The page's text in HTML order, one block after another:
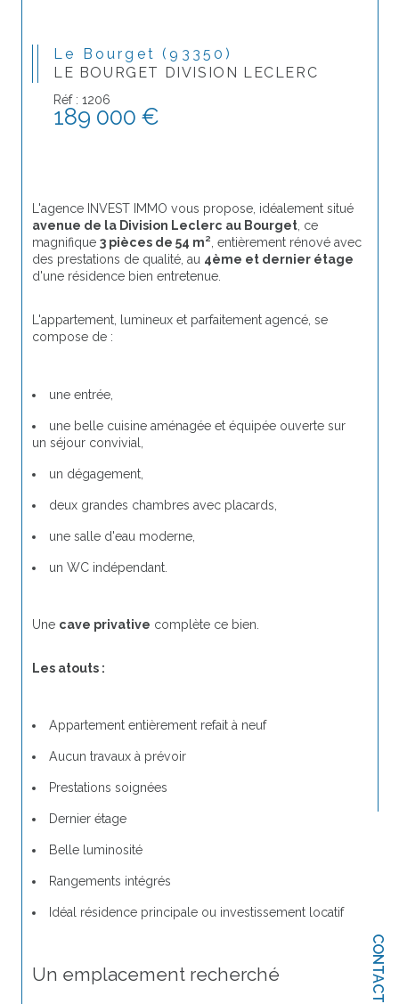
CONTACT
Le Bourget (93350)
LE BOURGET DIVISION LECLERC
Réf : 1206
189 000 €
L'agence INVEST IMMO vous propose, idéalement situé
avenue de la Division Leclerc au Bourget, ce
magnifique 3 pièces de 54 m², entièrement rénové avec
des prestations de qualité, au 4ème et dernier étage
d'une résidence bien entretenue.
L'appartement, lumineux et parfaitement agencé, se
compose de :
une entrée,
une belle cuisine aménagée et équipée ouverte sur
un séjour convivial,
un dégagement,
deux grandes chambres avec placards,
une salle d'eau moderne,
un WC indépendant.
Une cave privative complète ce bien.
Les atouts :
Appartement entièrement refait à neuf
Aucun travaux à prévoir
Prestations soignées
Dernier étage
Belle luminosité
Rangements intégrés
Idéal résidence principale ou investissement locatif
Un emplacement recherché